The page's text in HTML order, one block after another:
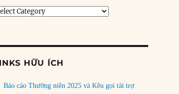
HỮU ÍCH
Báo cáo Thường niên 2025 và Kêu gọi tài trợ